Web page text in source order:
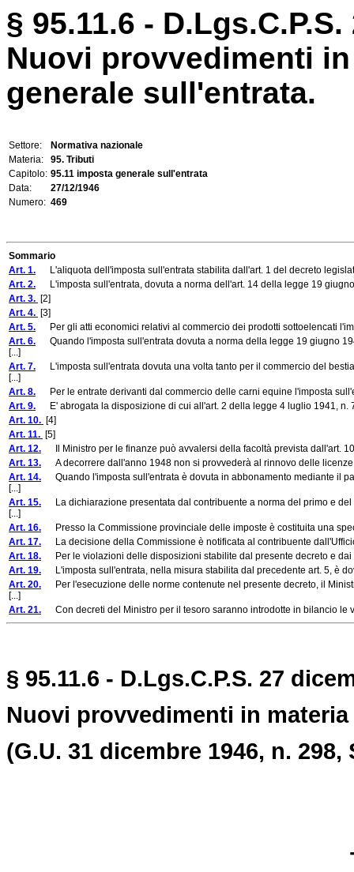
§ 95.11.6 -
Nuovi provvedimenti
generale sull'entrata.
Settore:
Normativa nazionale
Materia:
95. Tributi
Capitolo: 95.11 imposta generale sull'entrata
Data:
27/12/1946
Numero: 469
Sommario
Art. 1. L'aliquota dell'imposta sull'entrata stabilita dall'art. 1 del decreto
Art. 2. L'imposta sull'entrata, dovuta a norma dell'art. 14 della legge 19
Art. 3. [2]
Art. 4. [3]
Art. 5. Per gli atti economici relativi al commercio dei prodotti sottoelencati
Art. 6. Quando l'imposta sull'entrata dovuta a norma della legge 19 giugno
[...]
Art. 7. L'imposta sull'entrata dovuta una volta tanto per il commercio del
[...]
Art. 8. Per le entrate derivanti dal commercio delle carni equine l'imposta
Art. 9. E' abrogata la disposizione di cui all'art. 2 della legge 4 luglio 1941, n.
Art. 10. [4]
Art. 11. [5]
Art. 12. Il Ministro per le finanze può avvalersi della facoltà prevista dall'art.
Art. 13. A decorrere dall'anno 1948 non si provvederà al rinnovo delle
Art. 14. Quando l'imposta sull'entrata è dovuta in abbonamento mediante il
[...]
Art. 15. La dichiarazione presentata dal contribuente a norma del primo e
[...]
Art. 16. Presso la Commissione provinciale delle imposte è costituita una
Art. 17. La decisione della Commissione è notificata al contribuente
Art. 18. Per le violazioni delle disposizioni stabilite dal presente decreto e dai
Art. 19. L'imposta sull'entrata, nella misura stabilita dal precedente art. 5, è
Art. 20. Per l'esecuzione delle norme contenute nel presente decreto, il
[...]
Art. 21. Con decreti del Ministro per il tesoro saranno introdotte in bilancio le
§ 95.11.6 - D.Lgs.C.P.S. 27
Nuovi provvedimenti in
(G.U. 31 dicembre 1946, n. 298,